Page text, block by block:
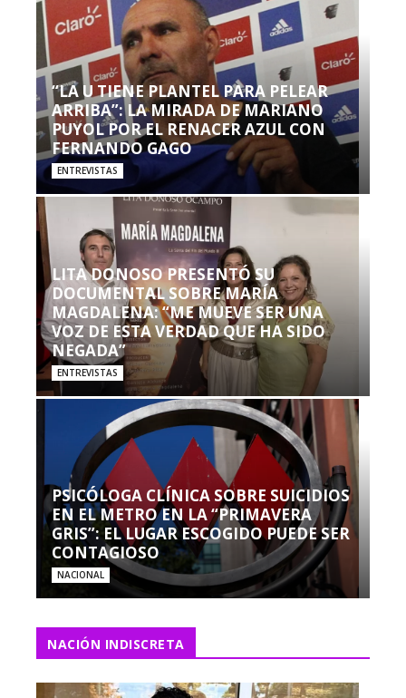
“LA U TIENE PLANTEL PARA PELEAR
ARRIBA”: LA MIRADA DE MARIANO
PUYOL POR EL RENACER AZUL CON
FERNANDO GAGO
ENTREVISTAS
LITA DONOSO PRESENTÓ SU
DOCUMENTAL SOBRE MARÍA
MAGDALENA: “ME MUEVE SER UNA
VOZ DE ESTA VERDAD QUE HA SIDO
NEGADA”
ENTREVISTAS
PSICÓLOGA CLÍNICA SOBRE SUICIDIOS
EN EL METRO EN LA “PRIMAVERA
GRIS”: EL LUGAR ESCOGIDO PUEDE SER
CONTAGIOSO
NACIONAL
NACIÓN INDISCRETA